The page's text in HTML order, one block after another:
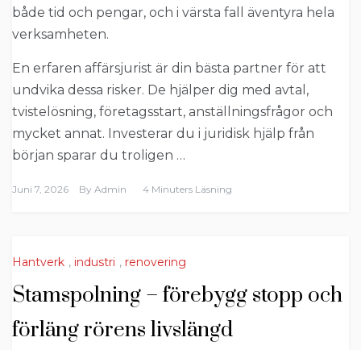
både tid och pengar, och i värsta fall äventyra hela
verksamheten.
En erfaren affärsjurist är din bästa partner för att
undvika dessa risker. De hjälper dig med avtal,
tvistelösning, företagsstart, anställningsfrågor och
mycket annat. Investerar du i juridisk hjälp från
början sparar du troligen …
Juni 7, 2026 By Admin 4 Minuters Läsning
Hantverk , industri , renovering
Stamspolning – förebygg stopp och
förläng rörens livslängd